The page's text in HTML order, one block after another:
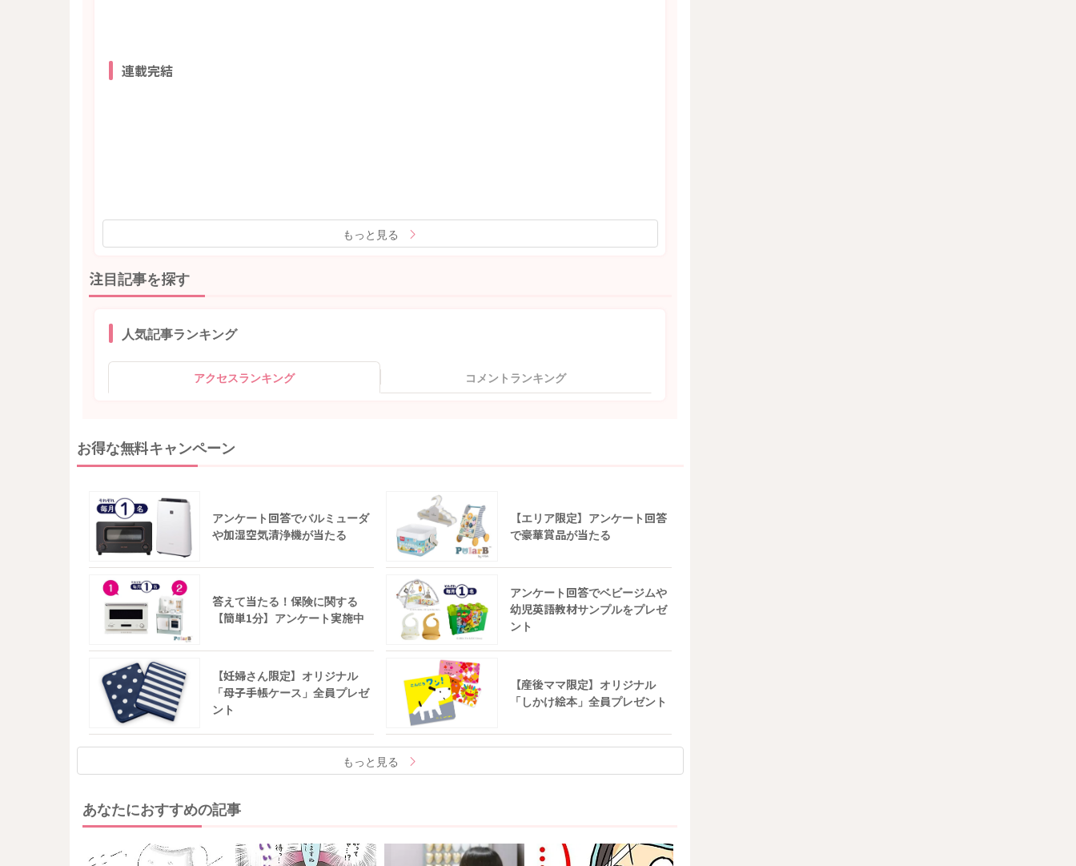
連載完結
もっと見る
注目記事を探す
人気記事ランキング
アクセスランキング コメントランキング
お得な無料キャンペーン
アンケート回答でバルミューダ
や加湿空気清浄機が当たる
【エリア限定】アンケート回答
で豪華賞品が当たる
答えて当たる！保険に関する
【簡単1分】アンケート実施中
アンケート回答でベビージムや
幼児英語教材サンプルをプレゼ
ント
【妊婦さん限定】オリジナル
「母子手帳ケース」全員プレゼ
ント
【産後ママ限定】オリジナル
「しかけ絵本」全員プレゼント
もっと見る
あなたにおすすめの記事